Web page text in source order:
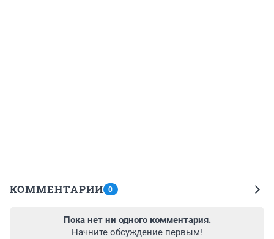
КОММЕНТАРИИ 0
Пока нет ни одного комментария.
Начните обсуждение первым!